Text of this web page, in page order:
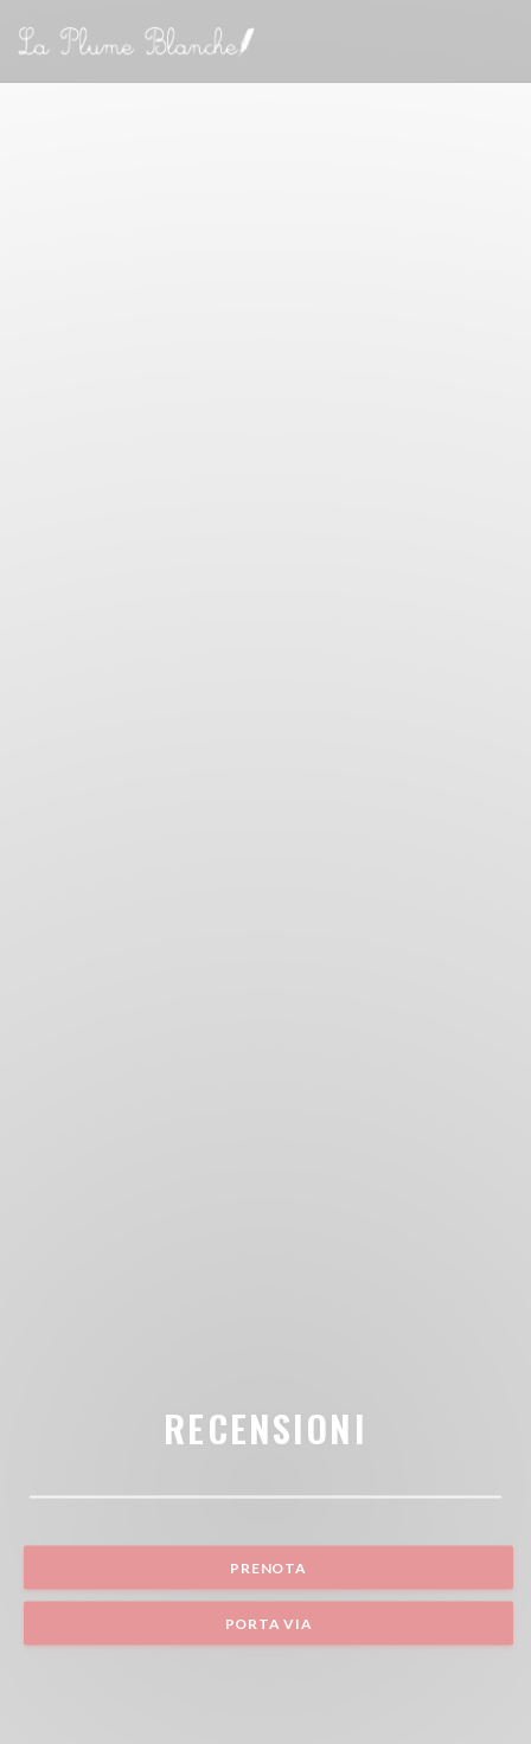
RECENSIONI
PRENOTA
PORTA VIA